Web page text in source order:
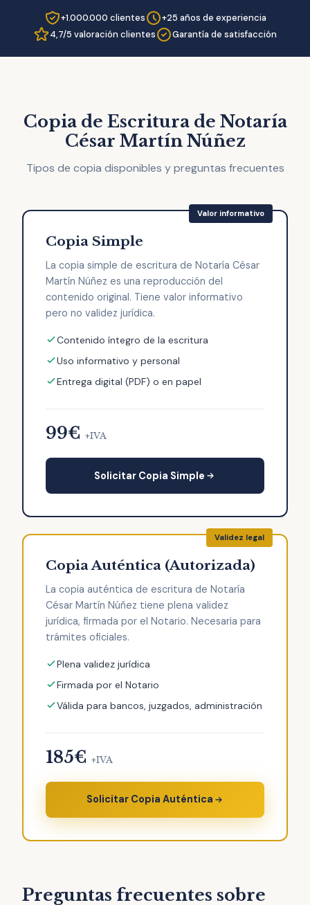
+1.000.000 clientes
+25 años de experiencia
4,7/5 valoración clientes
Garantía de satisfacción
Copia de Escritura de Notaría
César Martín Núñez
Tipos de copia disponibles y preguntas frecuentes
Copia Simple
La copia simple de escritura de Notaría César
Martín Núñez es una reproducción del
contenido original. Tiene valor informativo
pero no validez jurídica.
Contenido íntegro de la escritura
Uso informativo y personal
Entrega digital (PDF) o en papel
99€ +IVA
Solicitar Copia Simple
Copia Auténtica (Autorizada)
La copia auténtica de escritura de Notaría
César Martín Núñez tiene plena validez
jurídica, firmada por el Notario. Necesaria para
trámites oficiales.
Plena validez jurídica
Firmada por el Notario
Válida para bancos, juzgados, administración
185€ +IVA
Solicitar Copia Auténtica
Preguntas frecuentes sobre